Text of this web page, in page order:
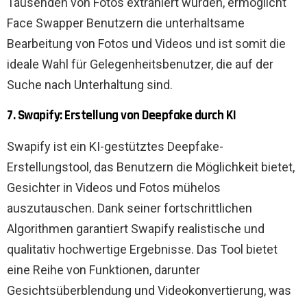
Face Swapper Benutzern die unterhaltsame
Bearbeitung von Fotos und Videos und ist somit die
ideale Wahl für Gelegenheitsbenutzer, die auf der
Suche nach Unterhaltung sind.
7. Swapify: Erstellung von Deepfake durch KI
Swapify ist ein KI-gestütztes Deepfake-
Erstellungstool, das Benutzern die Möglichkeit bietet,
Gesichter in Videos und Fotos mühelos
auszutauschen. Dank seiner fortschrittlichen
Algorithmen garantiert Swapify realistische und
qualitativ hochwertige Ergebnisse. Das Tool bietet
eine Reihe von Funktionen, darunter
Gesichtsüberblendung und Videokonvertierung, was